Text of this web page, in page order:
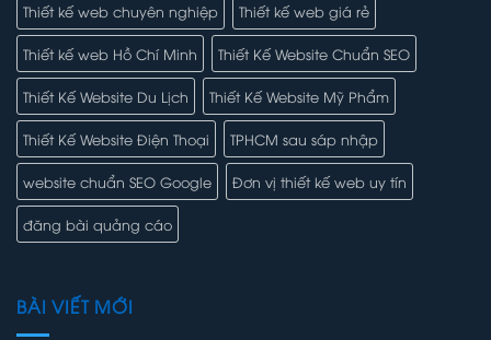
Thiết kế web chuyên nghiệp Thiết kế web giá rẻ
Thiết kế web Hồ Chí Minh Thiết Kế Website Chuẩn SEO
Thiết Kế Website Du Lịch Thiết Kế Website Mỹ Phẩm
Thiết Kế Website Điện Thoại TPHCM sau sáp nhập
website chuẩn SEO Google Đơn vị thiết kế web uy tín
đăng bài quảng cáo
BÀI VIẾT MỚI